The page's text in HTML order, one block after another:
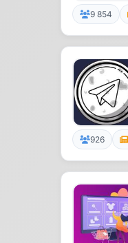
9 854
926